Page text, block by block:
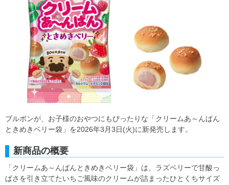
ブルボンが、お子様のおやつにもぴったりな「クリームあ～んぱん
ときめきベリー袋」を2026年3月3日(火)に新発売します。
新商品の概要
「クリームあ～んぱんときめきベリー袋」は、ラズベリーで甘酸っ
ぱさを引き立てたいちご風味のクリームが詰まったひとくちサイズ